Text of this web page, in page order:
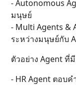
- Autonomous
มนุษย์
- Multi Agents &
ระหว่างมนุษย์กับ
ตัวอย่าง Agent ที่
- HR Agent ตอบค